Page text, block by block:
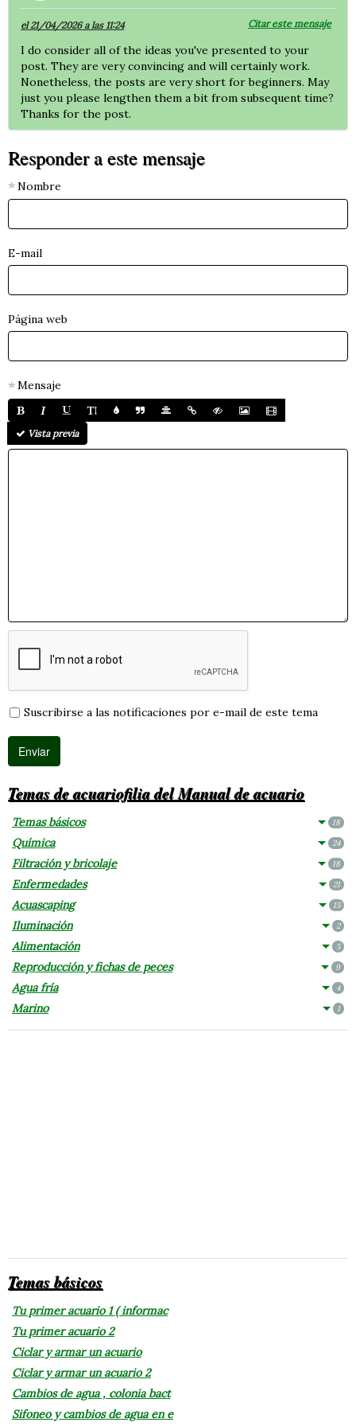
el 21/04/2026 a las 11:24 Citar este mensaje
I do consider all of the ideas you've presented to your
post. They are very convincing and will certainly work.
Nonetheless, the posts are very short for beginners. May
just you please lengthen them a bit from subsequent time?
Thanks for the post.
Responder a este mensaje
Nombre
E-mail
Página web
Mensaje
Vista previa
Suscribirse a las notificaciones por e-mail de este tema
Temas de acuariofilia del Manual de acuario
Temas básicos 18
Química 24
Filtración y bricolaje 18
Enfermedades 21
Acuascaping 15
Iluminación 2
Alimentación 5
Reproducción y fichas de peces 9
Agua fría 4
Marino 1
Temas básicos
Tu primer acuario 1 ( informac
Tu primer acuario 2
Ciclar y armar un acuario
Ciclar y armar un acuario 2
Cambios de agua , colonia bact
Sifoneo y cambios de agua en e